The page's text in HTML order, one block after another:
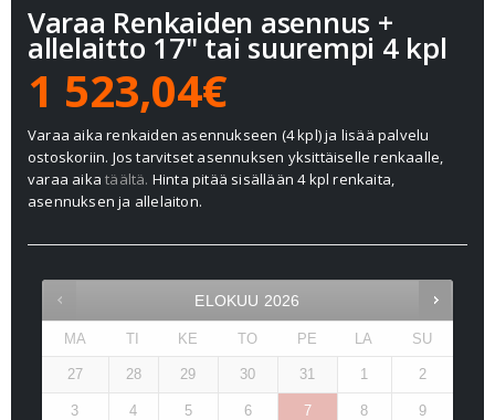
Varaa Renkaiden asennus +
allelaitto 17" tai suurempi 4 kpl
1 523,04€
Varaa aika renkaiden asennukseen (4 kpl) ja lisää palvelu
ostoskoriin. Jos tarvitset asennuksen yksittäiselle renkaalle,
varaa aikatäältä. Hinta pitää sisällään 4 kpl renkaita,
asennuksen ja allelaiton.
ELOKUU 2026
MA TI KE TO PE LA SU
27 28 29 30 31 1 2
3 4 5 6 7 8 9